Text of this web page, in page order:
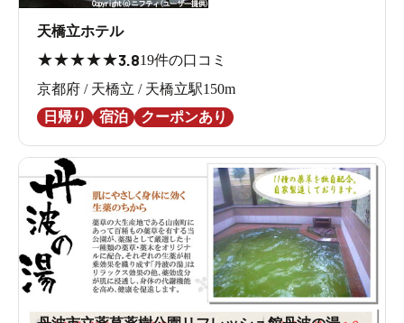
天橋立ホテル
★★★★★3.819件の口コミ
京都府 / 天橋立 / 天橋立駅150m
日帰り
宿泊 クーポンあり